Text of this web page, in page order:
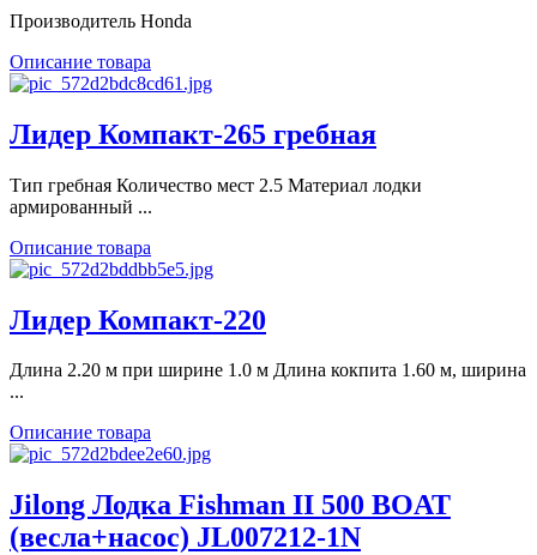
Производитель Honda
Описание товара
Лидер Компакт-265 гребная
Тип гребная Количество мест 2.5 Материал лодки
армированный ...
Описание товара
Лидер Компакт-220
Длина 2.20 м при ширине 1.0 м Длина кокпита 1.60 м, ширина
...
Описание товара
Jilong Лодка Fishman II 500 BOAT
(весла+насос) JL007212-1N